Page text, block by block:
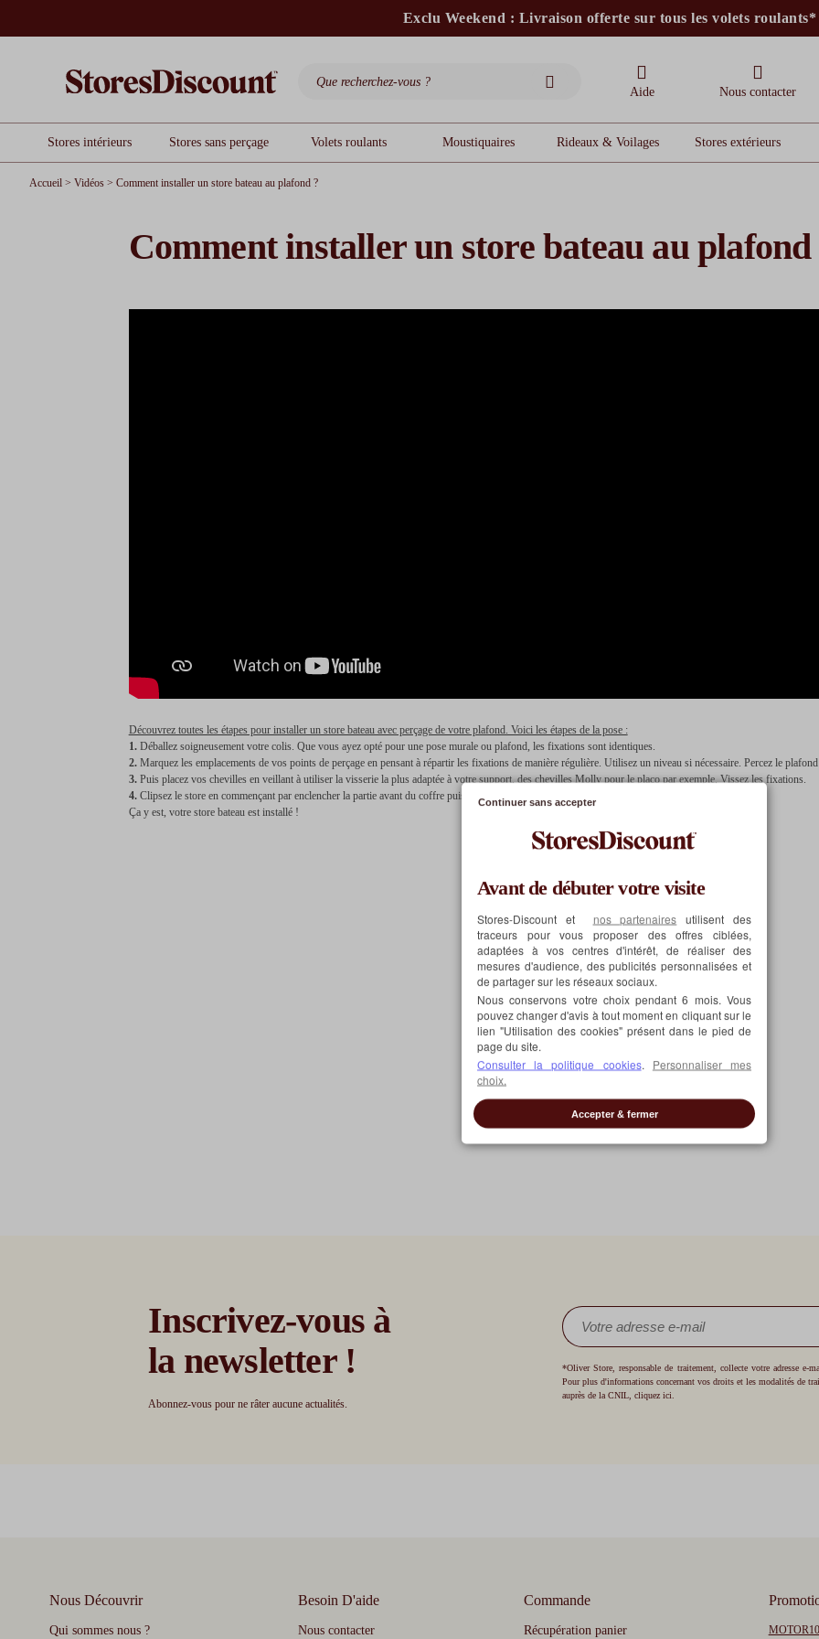
Exclu Weekend : Livraison offerte sur tous les volets roulants*
stores intérieurs et volets motorisés*stores bannes standards
moustiquaires
Aide Nous contacter
Stores intérieurs Stores sans perçage Volets roulants Moustiquaires Rideaux & Voilages Stores extérieurs
Accueil > Vidéos > Comment installer un store bateau au plafond ?
Comment installer un store bateau au plafond
Découvrez toutes les étapes pour installer un store bateau avec perçage de votre plafond. Voici les étapes de la pose :
1. Déballez soigneusement votre colis. Que vous ayez opté pour une pose murale ou plafond, les fixations sont identiques.
2. Marquez les emplacements de vos points de perçage en pensant à répartir les fixations de manière régulière. Utilisez un niveau si nécessaire. Percez le
3. Puis placez vos chevilles en veillant à utiliser la visserie la plus adaptée à votre support, des chevilles Molly pour le placo par exemple, Vissez les fixations.
4. Clipsez le store en commençant par enclencher la partie avant du coffre puis l'arrière.
Ça y est, votre store bateau est installé !
Consulter la fiche produit
Inscrivez-vous à
la newsletter !
Abonnez-vous pour ne râter aucune actualités.
*Oliver Store, responsable de traitement, collecte votre adresse e-
Pour plus d'informations concernant vos droits et les modalités de
auprès de la CNIL,cliquez ici
Nous Découvrir
Qui sommes nous ?
Besoin D'aide
Nous contacter
Commande
Récupération panier MOTOR10
Avant de débuter votre visite
Stores-Discount et nos partenaires utilisent des
traceurs pour vous proposer des offres ciblées,
adaptées à vos centres d'intérêt, de réaliser des
mesures d'audience, des publicités personnalisées et
de partager sur les réseaux sociaux.
Nous conservons votre choix pendant 6 mois. Vous
pouvez changer d'avis à tout moment en cliquant sur le
lien "Utilisation des cookies" présent dans le pied de
page du site.
Consulter la politique cookies. Personnaliser mes
choix.
Accepter & fermer
Continuer sans accepter